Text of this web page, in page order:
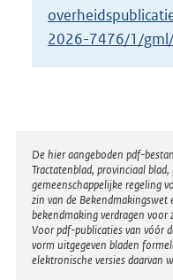
2026-7476/1/
Disclaimer
De hier aangeboden pdf-
Tractatenblad, provinciaal
gemeenschappelijke regeling
zin van de
bekendmaking verdragen
Voor pdf-publicaties van vóór
vorm uitgegeven bladen
elektronische versies daarvan